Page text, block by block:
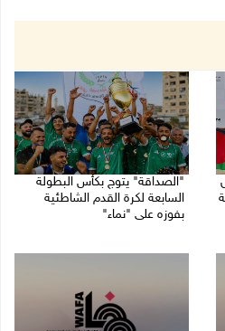
"الصداقة" يتوج بكأس البطولة
السابعة لكرة القدم الشاطئية
بفوزه على "نماء"